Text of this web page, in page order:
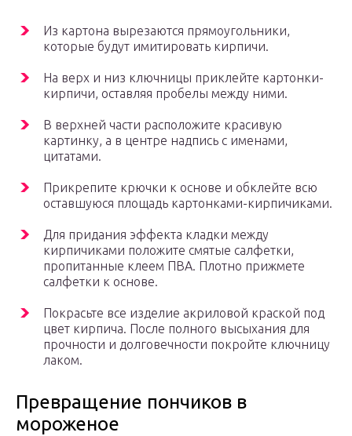
Из картона вырезаются прямоугольники,
которые будут имитировать кирпичи.
На верх и низ ключницы приклейте картонки-
кирпичи, оставляя пробелы между ними.
В верхней части расположите красивую
картинку, а в центре надпись с именами,
цитатами.
Прикрепите крючки к основе и обклейте всю
оставшуюся площадь картонками-кирпичиками.
Для придания эффекта кладки между
кирпичиками положите смятые салфетки,
пропитанные клеем ПВА. Плотно прижмете
салфетки к основе.
Покрасьте все изделие акриловой краской под
цвет кирпича. После полного высыхания для
прочности и долговечности покройте ключницу
лаком.
Превращение пончиков в
мороженое